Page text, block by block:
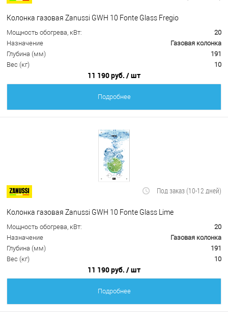
Колонка газовая Zanussi GWH 10 Fonte Glass Fregio
Мощность обогрева, кВт:
20
Назначение
Газовая колонка
Глубина (мм)
191
Вес (кг)
10
11 190 руб. / шт
Подробнее
Под заказ (10-12 дней)
Колонка газовая Zanussi GWH 10 Fonte Glass Lime
Мощность обогрева, кВт:
20
Назначение
Газовая колонка
Глубина (мм)
191
Вес (кг)
10
11 190 руб. / шт
Подробнее